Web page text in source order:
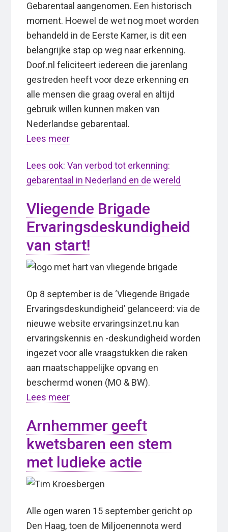
Gebarentaal aangenomen. Een historisch
moment. Hoewel de wet nog moet worden
behandeld in de Eerste Kamer, is dit een
belangrijke stap op weg naar erkenning.
Doof.nl feliciteert iedereen die jarenlang
gestreden heeft voor deze erkenning en
alle mensen die graag overal en altijd
gebruik willen kunnen maken van
Nederlandse gebarentaal.
Lees meer
Lees ook: Van verbod tot erkenning:
gebarentaal in Nederland en de wereld
Vliegende Brigade
Ervaringsdeskundigheid
van start!
Op 8 september is de ‘Vliegende Brigade
Ervaringsdeskundigheid’ gelanceerd: via de
nieuwe website ervaringsinzet.nu kan
ervaringskennis en -deskundigheid worden
ingezet voor alle vraagstukken die raken
aan maatschappelijke opvang en
beschermd wonen (MO & BW).
Lees meer
Arnhemmer geeft
kwetsbaren een stem
met ludieke actie
Alle ogen waren 15 september gericht op
Den Haag, toen de Miljoenennota werd